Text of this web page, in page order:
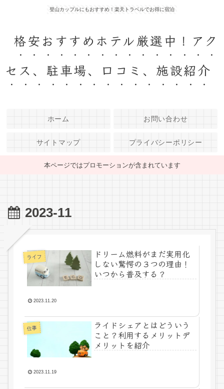
登山カップルにもおすすめ！楽天トラベルでお得に宿泊
格安おすすめホテル厳選中！アク
セス、駐車場、口コミ、施設紹介
ホーム お問い合わせ
サイトマップ プライバシーポリシー
本ページではプロモーションが含まれています
2023-11
ライフ
ドリーム燃料がまだ実用化
しない驚愕の３つの理由！
いつから普及する？
2023.11.20
仕事
ライドシェアとはどういう
こと？利用するメリットデ
メリットを紹介
2023.11.19